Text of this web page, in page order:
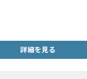
詳細を見る